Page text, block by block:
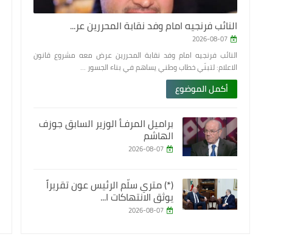
النائب فرنجيه امام وفد نقابة المحررين عر...
2026-08-07
النائب فرنجيه امام وفد نقابة المحررين عرض معه مشروع قانون
الاعلام: لتبنّي خطاب وطني يساهم في بناء الجسور ...
أكمل الموضوع
براميل المرفـأ الوزير السابق جوزف
الهاشم
2026-08-07
(*) متري سلّم الرئيس عون تقريراً
يوثق الانتهاكات ا...
2026-08-07